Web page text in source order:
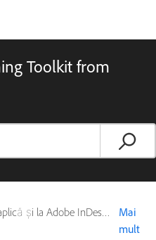
Toolkit from
și la Adobe InDesign Server
Mai
mult